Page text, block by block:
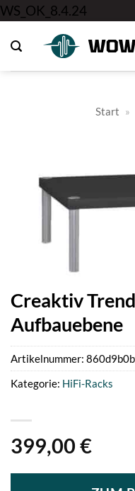
WS_OK_8.4.24
Start »
Creaktiv
Aufbauebene
399,00 €
Artikelnummer:
Kategorie: HiFi-Racks